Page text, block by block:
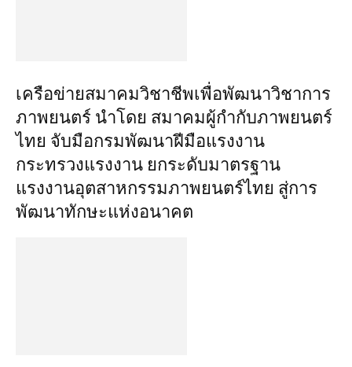
เครือข่ายสมาคมวิชาชีพเพื่อพัฒนาวิชาการ
ภาพยนตร์ นำโดย สมาคมผู้กำกับภาพยนตร์
ไทย จับมือกรมพัฒนาฝีมือแรงงาน
กระทรวงแรงงาน ยกระดับมาตรฐาน
แรงงานอุตสาหกรรมภาพยนตร์ไทย สู่การ
พัฒนาทักษะแห่งอนาคต